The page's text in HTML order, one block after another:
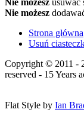
Nie możesz usuwać
Nie możesz
Strona główna
Usuń
Copyright © 2011 -
reserved - 15 Years
Flat Style by Ian